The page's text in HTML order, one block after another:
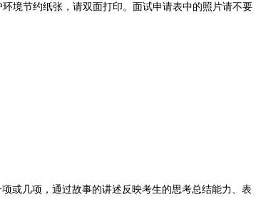
境节约纸张，请双面打印。面试申请表中的照片请不要
或几项，通过故事的讲述反映考生的思考总结能力、表